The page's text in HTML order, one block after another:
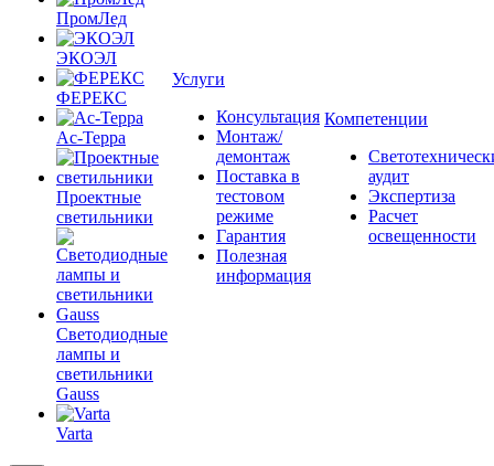
ПромЛед
ЭКОЭЛ
ФЕРЕКС
Ас-Терра
Проектные
светильники
Светодиодные
лампы и
светильники
Gauss
Varta
Услуги
Консультация
Монтаж/
демонтаж
Поставка в
тестовом
режиме
Гарантия
Полезная
информация
Компетенции
аудит
Экспертиза
Расчет
освещенности